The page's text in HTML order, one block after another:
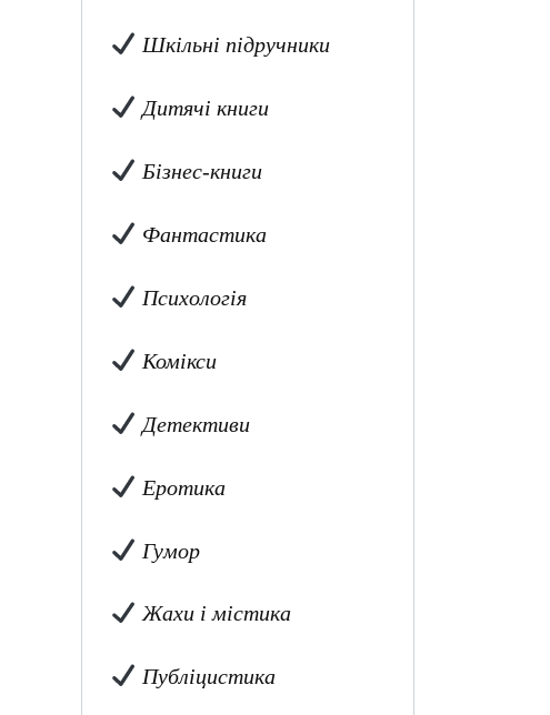
Шкільні підручники
Дитячі книги
Бізнес-книги
Фантастика
Психологія
Комікси
Детективи
Еротика
Гумор
Жахи і містика
Публіцистика